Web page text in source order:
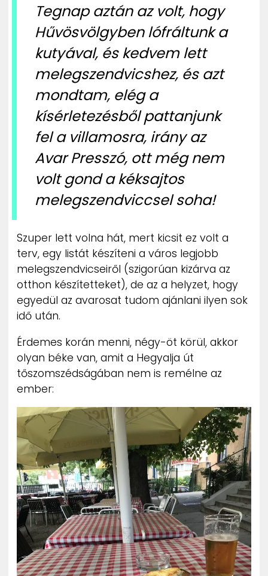
Tegnap aztán az volt, hogy
Hűvösvölgyben lófráltunk a
kutyával, és kedvem lett
melegszendvicshez, és azt
mondtam, elég a
kísérletezésből pattanjunk
fel a villamosra, irány az
Avar Presszó, ott még nem
volt gond a kéksajtos
melegszendviccsel soha!
Szuper lett volna hát, mert kicsit ez volt a
terv, egy listát készíteni a város legjobb
melegszendvicseiről (szigorúan kizárva az
otthon készítetteket), de az a helyzet, hogy
egyedül az avarosat tudom ajánlani ilyen sok
idő után.
Érdemes korán menni, négy-öt körül, akkor
olyan béke van, amit a Hegyalja út
tőszomszédságában nem is remélne az
ember: